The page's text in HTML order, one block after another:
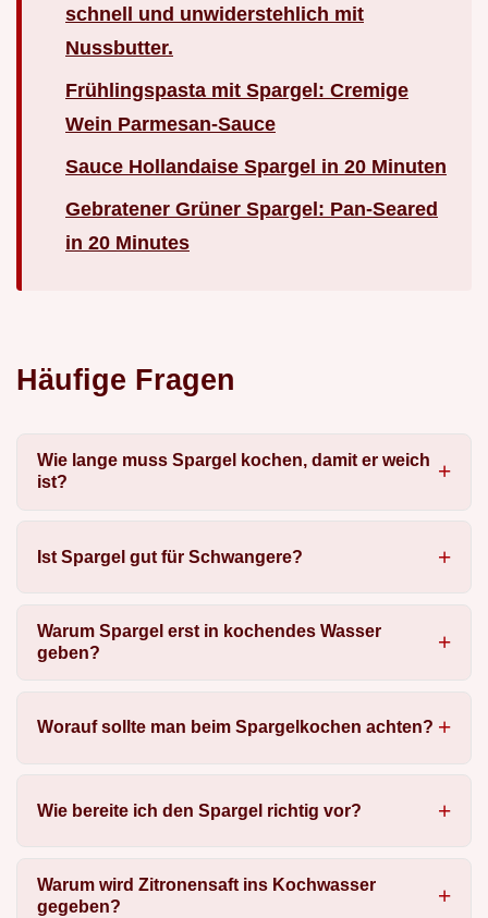
schnell und unwiderstehlich mit
Nussbutter.
Frühlingspasta mit Spargel: Cremige
Wein Parmesan-Sauce
Sauce Hollandaise Spargel in 20 Minuten
Gebratener Grüner Spargel: Pan-Seared
in 20 Minutes
Häufige Fragen
Wie lange muss Spargel kochen, damit er weich
ist?
Ist Spargel gut für Schwangere?
Warum Spargel erst in kochendes Wasser
geben?
Worauf sollte man beim Spargelkochen achten?
Wie bereite ich den Spargel richtig vor?
Warum wird Zitronensaft ins Kochwasser
gegeben?